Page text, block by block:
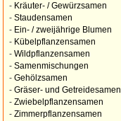
- Kräuter- / Gewürzsamen
- Staudensamen
- Ein- / zweijährige Blumen
- Kübelpflanzensamen
- Wildpflanzensamen
- Samenmischungen
- Gehölzsamen
- Gräser- und Getreidesamen
- Zwiebelpflanzensamen
- Zimmerpflanzensamen